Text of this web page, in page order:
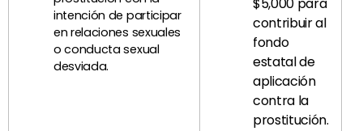
intención de participar
en relaciones sexuales
o conducta sexual
desviada.
$5,000 para
contribuir al
fondo
estatal de
aplicación
contra la
prostitución.